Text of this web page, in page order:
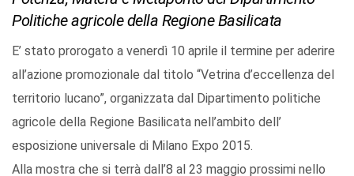
Politiche agricole della Regione Basilicata
E’ stato prorogato a venerdì 10 aprile il termine per aderire
all’azione promozionale dal titolo “Vetrina d’eccellenza del
territorio lucano”, organizzata dal Dipartimento politiche
agricole della Regione Basilicata nell’ambito dell’
esposizione universale di Milano Expo 2015.
Alla mostra che si terrà dall’8 al 23 maggio prossimi nello